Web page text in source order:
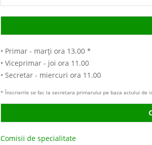
• Primar - marţi ora 13.00 *
• Viceprimar - joi ora 11.00
• Secretar - miercuri ora 11.00
* Înscrierile se fac la secretara primarului pe baza actului de
Comisii de specialitate